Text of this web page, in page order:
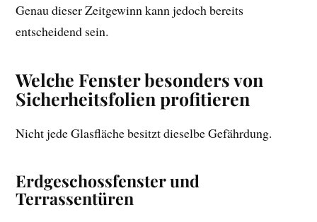
Genau dieser Zeitgewinn kann jedoch bereits
entscheidend sein.
Welche Fenster besonders von
Sicherheitsfolien profitieren
Nicht jede Glasfläche besitzt dieselbe Gefährdung.
Erdgeschossfenster und
Terrassentüren